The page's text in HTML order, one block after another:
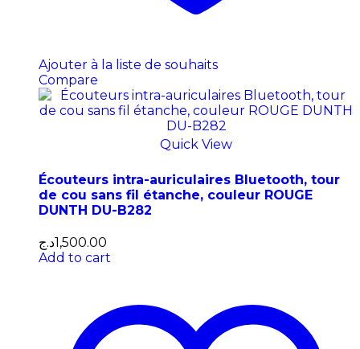
Ajouter à la liste de souhaits
Compare
Quick View
Écouteurs intra-auriculaires Bluetooth, tour
de cou sans fil étanche, couleur ROUGE
DUNTH DU-B282
1,500.00د.ج
Add to cart